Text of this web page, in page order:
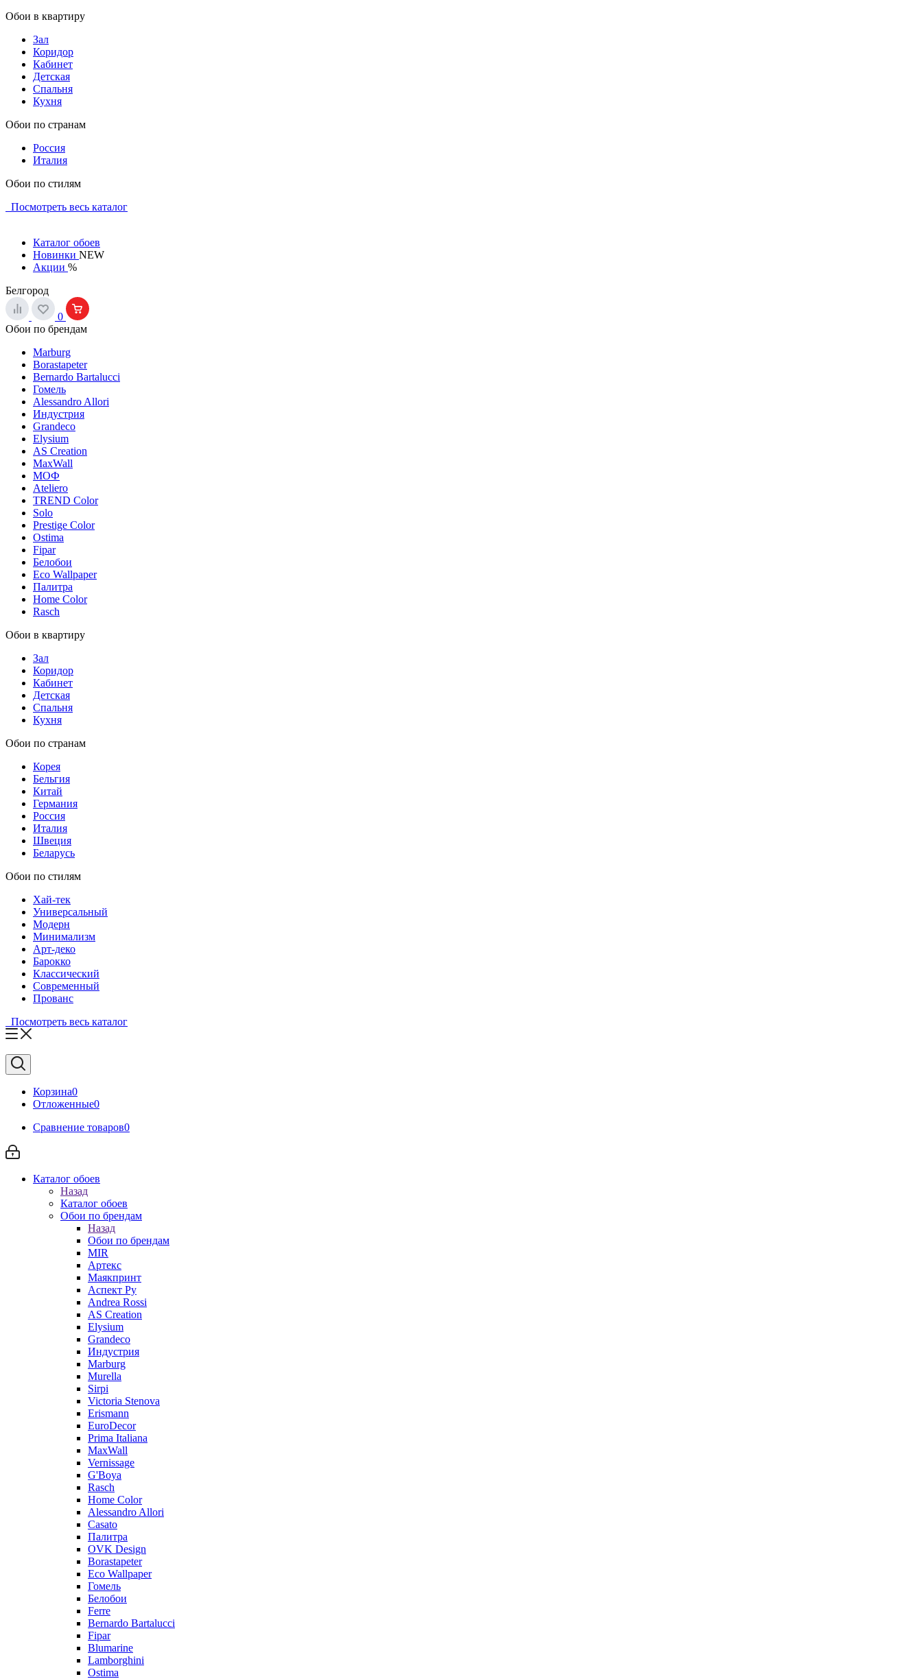
Обои в квартиру
Зал
Коридор
Кабинет
Детская
Спальня
Кухня
Обои по странам
Россия
Италия
Обои по стилям
Посмотреть весь каталог
Каталог обоев
Новинки NEW
Акции %
Белгород
0
Обои по брендам
Marburg
Borastapeter
Bernardo Bartalucci
Гомель
Alessandro Allori
Индустрия
Grandeco
Elysium
AS Creation
MaxWall
МОФ
Ateliero
TREND Color
Solo
Prestige Color
Ostima
Fipar
Белобои
Eco Wallpaper
Палитра
Home Color
Rasch
Обои в квартиру
Зал
Коридор
Кабинет
Детская
Спальня
Кухня
Обои по странам
Корея
Бельгия
Китай
Германия
Россия
Италия
Швеция
Беларусь
Обои по стилям
Хай-тек
Универсальный
Модерн
Минимализм
Арт-деко
Барокко
Классический
Современный
Прованс
Посмотреть весь каталог
Корзина0
Отложенные0
Сравнение товаров0
Каталог обоев
Назад
Каталог обоев
Обои по брендам
Назад
Обои по брендам
MIR
Артекс
Маякпринт
Аспект Ру
Andrea Rossi
AS Creation
Elysium
Grandeco
Индустрия
Marburg
Murella
Sirpi
Victoria Stenova
Erismann
EuroDecor
Prima Italiana
MaxWall
Vernissage
G'Boya
Rasch
Home Color
Alessandro Allori
Casato
Палитра
OVK Design
Borastapeter
Eco Wallpaper
Гомель
Белобои
Ferre
Bernardo Bartalucci
Fipar
Blumarine
Lamborghini
Ostima